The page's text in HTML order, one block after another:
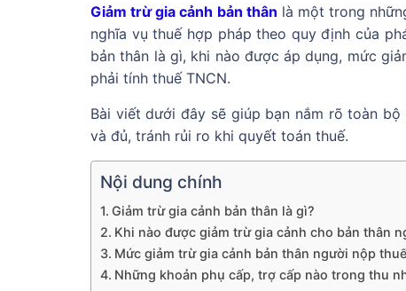
Giảm trừ gia cảnh bản thân là một trong
nghĩa vụ thuế hợp pháp theo quy định của
bản thân là gì, khi nào được áp dụng, mức
phải tính thuế TNCN.
Bài viết dưới đây sẽ giúp bạn nắm rõ toàn
và đủ, tránh rủi ro khi quyết toán thuế.
Nội dung chính
Giảm trừ gia cảnh bản thân là gì?
Khi nào được giảm trừ gia cảnh cho bản thân
Mức giảm trừ gia cảnh bản thân người nộp
Những khoản phụ cấp, trợ cấp nào trong thu